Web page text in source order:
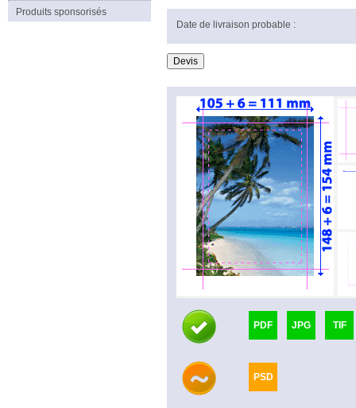
Produits sponsorisés
Date de livraison probable :
PDF JPG TIF
PSD